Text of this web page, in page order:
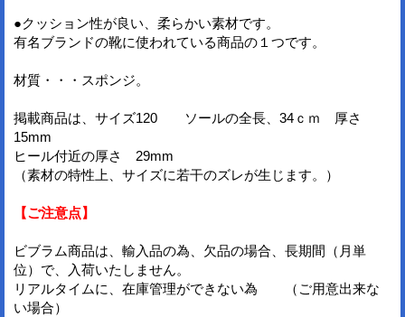
●クッション性が良い、柔らかい素材です。
有名ブランドの靴に使われている商品の１つです。
材質・・・スポンジ。
掲載商品は、サイズ120 ソールの全長、34ｃｍ 厚さ
15mm
ヒール付近の厚さ 29mm
（素材の特性上、サイズに若干のズレが生じます。）
【ご注意点】
ビブラム商品は、輸入品の為、欠品の場合、長期間（月単
位）で、入荷いたしません。
リアルタイムに、在庫管理ができない為 （ご用意出来な
い場合）